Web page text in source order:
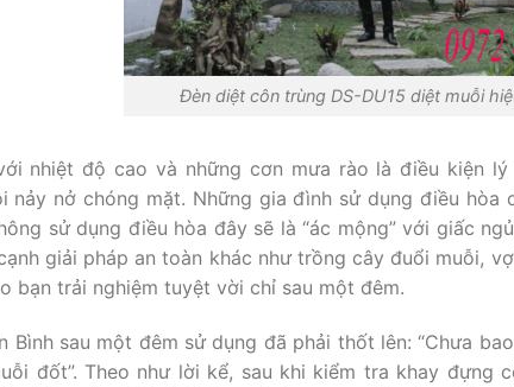
Đèn diệt côn trùng DS-DU15 diệt muỗi
nhiệt độ cao và những cơn mưa rào là điều kiện
nảy nở chóng mặt. Những gia đình sử dụng điều hòa
sử dụng điều hòa đây sẽ là “ác mộng” với giấc
giải pháp an toàn khác như trồng cây đuổi muỗi,
bạn trải nghiệm tuyệt vời chỉ sau một đêm.
Bình sau một đêm sử dụng đã phải thốt lên: “Chưa
đốt”. Theo như lời kể, sau khi kiểm tra khay đựng